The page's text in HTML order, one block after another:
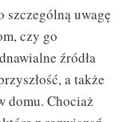
szczególną uwagę
czy go
źródła
a także
domu. Chociaż